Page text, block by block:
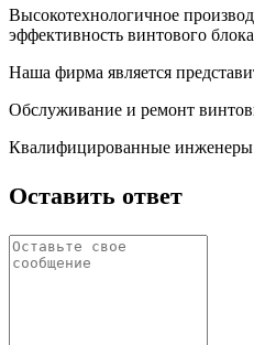
Высокотехнологичное
эффективность винтового
Наша фирма является
Обслуживание и ремонт
Квалифицированные инженеры
Оставить ответ